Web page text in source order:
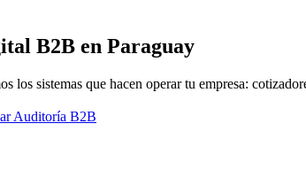
B2B en Paraguay
los sistemas que hacen operar tu empresa:
Auditoría B2B